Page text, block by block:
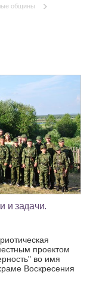
общины
и задачи.
проектом
во имя
Воскресения